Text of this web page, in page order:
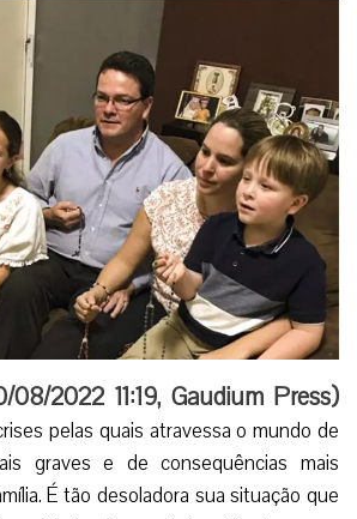
08/2022 11:19, Gaudium Press)
pelas quais atravessa o mundo de
graves e de consequências mais
É tão desoladora sua situação que